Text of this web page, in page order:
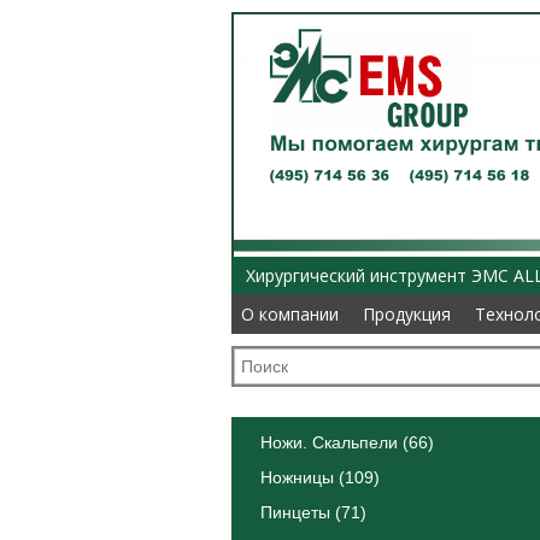
Хирургический инструмент ЭМС
О компании
Продукция
О компании
Продукция
Ножи. Скальпели (66)
Ножницы (109)
Пинцеты (71)